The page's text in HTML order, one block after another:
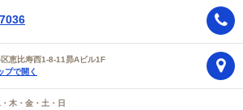
恵比寿西1-8-11昴Aビル1F
プで開く
木・金・土・日